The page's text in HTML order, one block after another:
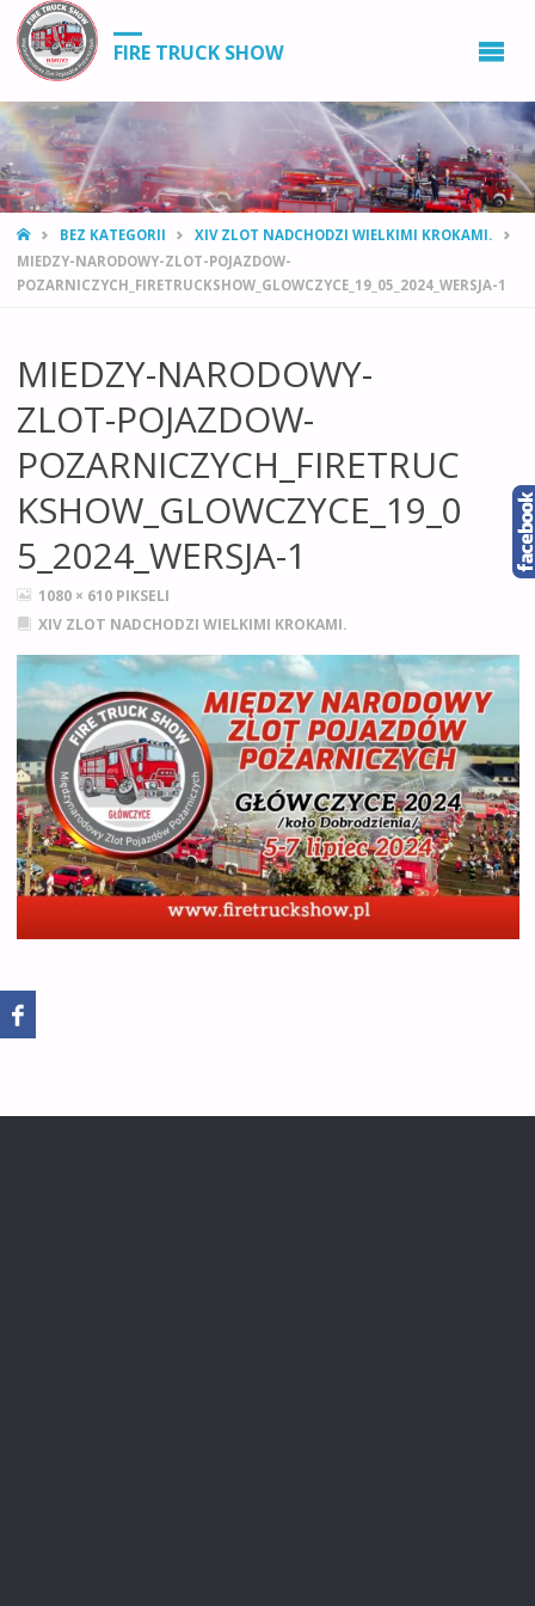
FIRE TRUCK SHOW
STRONA
GŁÓWNA
BEZ KATEGORII
XIV ZLOT NADCHODZI WIELKIMI KROKAMI.
MIEDZY-NARODOWY-ZLOT-POJAZDOW-
POZARNICZYCH_FIRETRUCKSHOW_GLOWCZYCE_19_05_2024_WERSJA-1
MIEDZY-NARODOWY-
ZLOT-POJAZDOW-
POZARNICZYCH_FIRETRUC
KSHOW_GLOWCZYCE_19_0
5_2024_WERSJA-1
PEŁNY
ROZMIAR
1080 × 610 PIKSELI
XIV ZLOT NADCHODZI WIELKIMI KROKAMI.